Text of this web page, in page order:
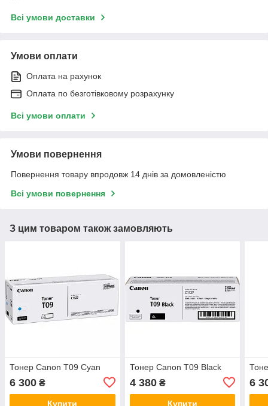
Всі умови доставки
Умови оплати
Оплата на рахунок
Оплата по безготівковому розрахунку
Всі умови оплати
Умови повернення
Повернення товару впродовж 14 днів за домовленістю
Всі умови повернення
З цим товаром також замовляють
Тонер Canon T09 Cyan
6 300 ₴
Купити
Тонер Canon T09 Black
4 380₴
Купити
6